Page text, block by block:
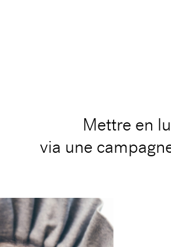
Mettre en
via une